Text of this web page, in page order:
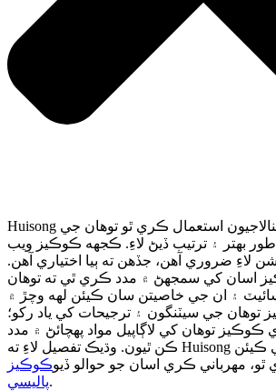
Huisong ڪوڪيز ۽ ساڳي ٽيڪنالاجيون استعمال ڪري ٿو توهان جي
بهتر ۽ ترتيب ڏيڻ لاءِ. ڪجهه ڪوڪيز ويب
لاءِ ضروري آهن، جڏهن ته ٻيا اختياري آهن.
اسان کي سمجهڻ ۾ مدد ڪري ٿي ته توهان
۽ ان جي خاصيتن سان ڪيئن لهه وچڙ ۾
توهان جي سيٽنگون ۽ ترجيحات کي ياد رکو؛
توهان کي لاڳاپيل مواد پهچائڻ ۾ مدد
ڪن ٿيون. وڌيڪ تفصيل لاءِ ته Huisong انهن ٽيڪنالاجي کي ڪيئن
ٿو، مهرباني ڪري اسان جو حوالو ڏيوڪوڪيز
پاليسي.